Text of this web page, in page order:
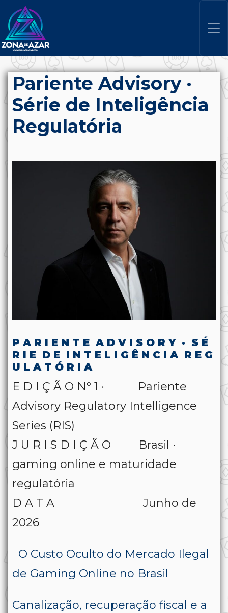
Pariente Advisory ·
Série de Inteligência
Regulatória
P A R I E N T E A D V I S O R Y · S É
R I E D E I N T E L I G Ê N C I A R E G
U L A T Ó R I A
E D I Ç Ã O Nº 1 · Pariente
Advisory Regulatory Intelligence
Series (RIS)
J U R I S D I Ç Ã O Brasil ·
gaming online e maturidade
regulatória
D A T A Junho de
2026
O Custo Oculto do Mercado Ilegal
de Gaming Online no Brasil
Canalização, recuperação fiscal e a